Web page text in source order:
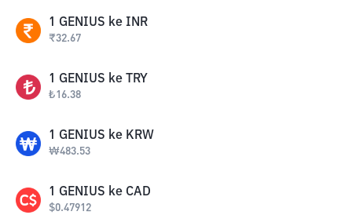
1 GENIUS ke INR
₹32.67
1 GENIUS ke TRY
₺16.38
1 GENIUS ke KRW
₩483.53
1 GENIUS ke CAD
$0.47912